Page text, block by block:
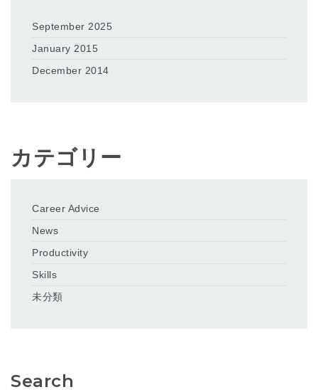
September 2025
January 2015
December 2014
カテゴリー
Career Advice
News
Productivity
Skills
未分類
Search